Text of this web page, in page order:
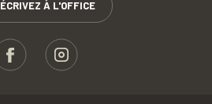
ÉCRIVEZ À L'OFFICE